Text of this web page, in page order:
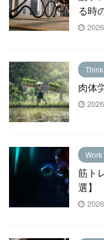
る時
肉体
Work
筋ト
選】